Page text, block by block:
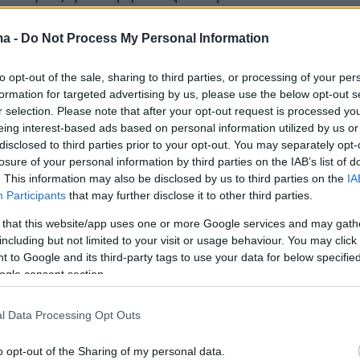
- Do Not Process My Personal Information
opt-out of the sale, sharing to third parties, or processing of your
for targeted advertising by us, please use the below opt-out
selection. Please note that after your opt-out request is processed
interest-based ads based on personal information utilized by us
to third parties prior to your opt-out. You may separately
of your personal information by third parties on the IAB’s list of
This information may also be disclosed by us to third parties on the
Participants that may further disclose it to other third parties.
that this website/app uses one or more Google services and may
but not limited to your visit or usage behaviour. You may
to Google and its third-party tags to use your data for below
consent section.
Data Processing Opt Outs
opt-out of the Sharing of my personal data.
όπως μας έλεγε ο Μιχάλης Ασλάνης,
τότε που οι παραγωγές ήταν
τα σόου έφερναν κατά πολύ σε εκείνα του
«Μία από τις συνεργασίες που αναπολώ είναι
Γιώργο Μαρίνο. Ο Γιώργος είναι ένας
άνθρωπος και ένας υπέροχος συνεργάτης.
μέρος στο “Ciao ΑΝΤ1”; Στις γιορτές
δώρα και στις 80!». Παρά τη λαμπρή καριέρα
δύο χρόνια αποφάσισε να εγκαταλείψει το
και να υπηρετήσει τον χώρο της μόδας από
«Η δική μου γενιά είχε κρεμάσει τα
ένιωθα την ανάγκη να κάνω το ίδιο κι εγώ».
vintage τσάντες και αξεσουάρ.